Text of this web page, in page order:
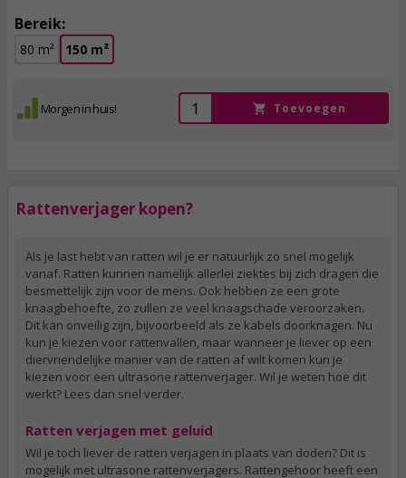
Bereik:
80 m² 150 m²
Morgen in huis! Toevoegen
Rattenverjager kopen?
Als je last hebt van ratten wil je er natuurlijk zo snel mogelijk
vanaf. Ratten kunnen namelijk allerlei ziektes bij zich dragen die
besmettelijk zijn voor de mens. Ook hebben ze een grote
knaagbehoefte, zo zullen ze veel knaagschade veroorzaken.
Dit kan onveilig zijn, bijvoorbeeld als ze kabels doorknagen. Nu
kun je kiezen voor rattenvallen, maar wanneer je liever op een
diervriendelijke manier van de ratten af wilt komen kun je
kiezen voor een ultrasone rattenverjager. Wil je weten hoe dit
werkt? Lees dan snel verder.
Ratten verjagen met geluid
Wil je toch liever de ratten verjagen in plaats van doden? Dit is
mogelijk met ultrasone rattenverjagers. Rattengehoor heeft een